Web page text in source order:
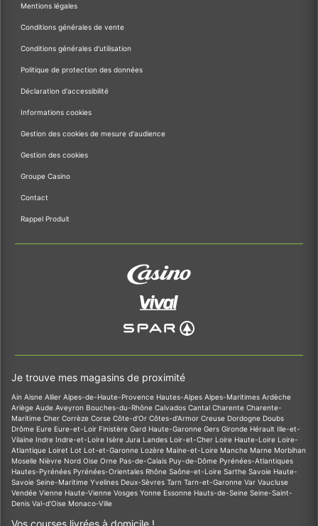
Mentions légales
Conditions générales de vente
Conditions générales d'utilisation
Politique de protection des données
Déclaration d'accessibilité
Informations cookies
Gestion des cookies de mesure d'audience
Gestion des cookies
Groupe Casino
Contact
Rappel Produit
Je trouve mes magasins de proximité
Ain Aisne Allier Alpes-de-Haute-Provence Hautes-Alpes Alpes-Maritimes Ardèche
Ariège Aude Aveyron Bouches-du-Rhône Calvados Cantal Charente Charente-
Maritime Cher Corrèze Corse Côte-d'Or Côtes-d'Armor Creuse Dordogne Doubs
Drôme Eure Eure-et-Loir Finistère Gard Haute-Garonne Gers Gironde Hérault Ille-et-
Vilaine Indre Indre-et-Loire Isère Jura Landes Loir-et-Cher Loire Haute-Loire Loire-
Atlantique Loiret Lot Lot-et-Garonne Lozère Maine-et-Loire Manche Marne Morbihan
Moselle Nièvre Nord Oise Orne Pas-de-Calais Puy-de-Dôme Pyrénées-Atlantiques
Hautes-Pyrénées Pyrénées-Orientales Rhône Saône-et-Loire Sarthe Savoie Haute-
Savoie Seine-Maritime Yvelines Deux-Sèvres Tarn Tarn-et-Garonne Var Vaucluse
Vendée Vienne Haute-Vienne Vosges Yonne Essonne Hauts-de-Seine Seine-Saint-
Denis Val-d'Oise Monaco-Ville